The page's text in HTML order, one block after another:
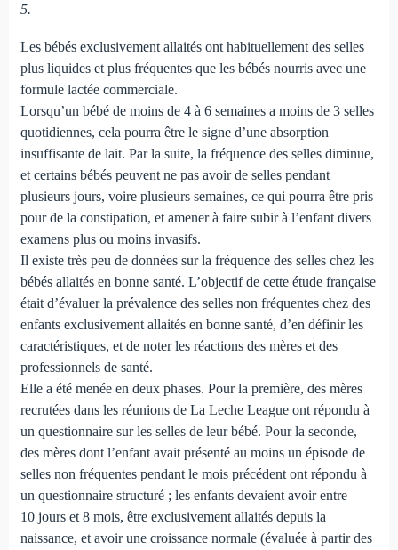
5.
Les bébés exclusivement allaités ont habituellement des selles
plus liquides et plus fréquentes que les bébés nourris avec une
formule lactée commerciale.
Lorsqu’un bébé de moins de 4 à 6 semaines a moins de 3 selles
quotidiennes, cela pourra être le signe d’une absorption
insuffisante de lait. Par la suite, la fréquence des selles diminue,
et certains bébés peuvent ne pas avoir de selles pendant
plusieurs jours, voire plusieurs semaines, ce qui pourra être pris
pour de la constipation, et amener à faire subir à l’enfant divers
examens plus ou moins invasifs.
Il existe très peu de données sur la fréquence des selles chez les
bébés allaités en bonne santé. L’objectif de cette étude française
était d’évaluer la prévalence des selles non fréquentes chez des
enfants exclusivement allaités en bonne santé, d’en définir les
caractéristiques, et de noter les réactions des mères et des
professionnels de santé.
Elle a été menée en deux phases. Pour la première, des mères
recrutées dans les réunions de La Leche League ont répondu à
un questionnaire sur les selles de leur bébé. Pour la seconde,
des mères dont l’enfant avait présenté au moins un épisode de
selles non fréquentes pendant le mois précédent ont répondu à
un questionnaire structuré ; les enfants devaient avoir entre
10 jours et 8 mois, être exclusivement allaités depuis la
naissance, et avoir une croissance normale (évaluée à partir des